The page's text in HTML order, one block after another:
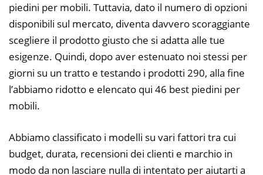
piedini per mobili. Tuttavia, dato il numero di opzioni
disponibili sul mercato, diventa davvero scoraggiante
scegliere il prodotto giusto che si adatta alle tue
esigenze. Quindi, dopo aver estenuato noi stessi per
giorni su un tratto e testando i prodotti 290, alla fine
l’abbiamo ridotto e elencato qui 46 best piedini per
mobili.
Abbiamo classificato i modelli su vari fattori tra cui
budget, durata, recensioni dei clienti e marchio in
modo da non lasciare nulla di intentato per aiutarti a